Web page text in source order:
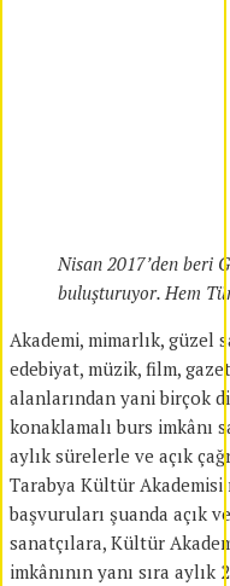
Nisan 2017’den beri
buluşturuyor. Hem
Akademi, mimarlık, güzel
edebiyat, müzik, film,
alanlarından yani birçok
konaklamalı burs imkânı
aylık sürelerle ve açık
Tarabya Kültür Akademisi
başvuruları şuanda açık
sanatçılara, Kültür
imkânının yanı sıra